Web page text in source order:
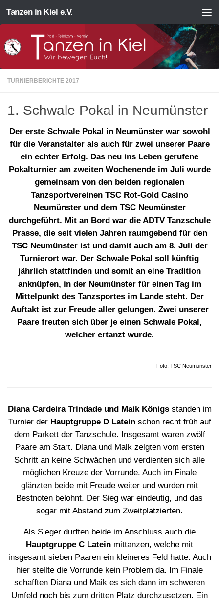
Zum Inhalt springen
Tanzen in Kiel e.V.
TURNIERBERICHTE 2017
1. Schwale Pokal in Neumünster
Der erste Schwale Pokal in Neumünster war sowohl
für die Veranstalter als auch für zwei unserer Paare
ein echter Erfolg. Das neu ins Leben gerufene
Pokalturnier am zweiten Wochenende im Juli wurde
gemeinsam von den beiden regionalen
Tanzsportvereinen TSC Rot-Gold Casino
Neumünster und dem TSC Neumünster
durchgeführt. Mit an Bord war die ADTV Tanzschule
Prasse, die seit vielen Jahren raumgebend für den
TSC Neumünster ist und damit auch am 8. Juli der
Turnierort war. Der Schwale Pokal soll künftig
jährlich stattfinden und somit an eine Tradition
anknüpfen, in der Neumünster für einen Tag im
Mittelpunkt des Tanzsportes im Lande steht. Der
Auftakt ist zur Freude aller gelungen. Zwei unserer
Paare freuten sich über je einen Schwale Pokal,
welcher ertanzt wurde.
Foto: TSC Neumünster
Diana Cardeira Trindade und Maik Königsstanden im
Turnier der Hauptgruppe D Lateinschon recht früh auf
dem Parkett der Tanzschule. Insgesamt waren zwölf
Paare am Start. Diana und Maik zeigten vom ersten
Schritt an keine Schwächen und verdienten sich alle
möglichen Kreuze der Vorrunde. Auch im Finale
glänzten beide mit Freude weiter und wurden mit
Bestnoten belohnt. Der Sieg war eindeutig, und das
sogar mit Abstand zum Zweitplatzierten.
Als Sieger durften beide im Anschluss auch die
Hauptgruppe C Latein mittanzen, welche mit
insgesamt sieben Paaren ein kleineres Feld hatte. Auch
hier stellte die Vorrunde kein Problem da. Im Finale
schafften Diana und Maik es sich dann im schweren
Umfeld noch bis zum dritten Platz durchzusetzen. Ein